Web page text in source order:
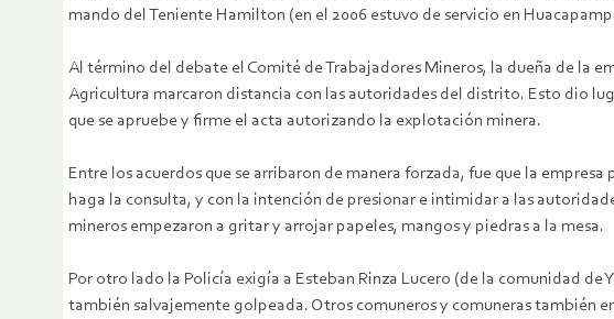
mando del Teniente Hamilton (en el 2006 estuvo de servicio en
Al término del debate el Comité de Trabajadores Mineros, la dueña de la
Agricultura marcaron distancia con las autoridades del distrito. Esto dio
que se apruebe y firme el acta autorizando la explotación minera.
Entre los acuerdos que se arribaron de manera forzada, fue que la
haga la consulta, y con la intención de presionar e intimidar a las
mineros empezaron a gritar y arrojar papeles, mangos y piedras a la mesa.
Por otro lado la Policía exigía a Esteban Rinza Lucero (de la comunidad
también salvajemente golpeada. Otros comuneros y comuneras también